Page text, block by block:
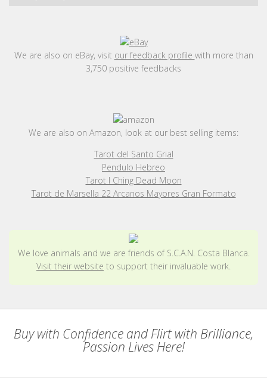
We are also on eBay, visit our feedback profile with more than
3,750 positive feedbacks
We are also on Amazon, look at our best selling items:
Tarot del Santo Grial
Pendulo Hebreo
Tarot I Ching Dead Moon
Tarot de Marsella 22 Arcanos Mayores Gran Formato
We love animals and we are friends of S.C.A.N. Costa Blanca.
Visit their website to support their invaluable work.
Buy with Confidence and Flirt with Brilliance,
Passion Lives Here!